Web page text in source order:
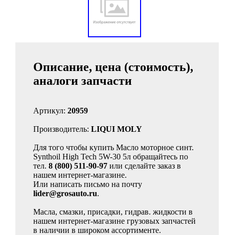
Описание, цена (стоимость),
аналоги запчасти
Артикул: 20959
Производитель: LIQUI MOLY
Для того чтобы купить Масло моторное синт.
Synthoil High Tech 5W-30 5л обращайтесь по
тел. 8 (800) 511-90-97 или сделайте заказ в
нашем интернет-магазине.
Или написать письмо на почту
lider@grosauto.ru.
Масла, смазки, присадки, гидрав. жидкости в
нашем интернет-магазине грузовых запчастей
в наличии в широком ассортименте.